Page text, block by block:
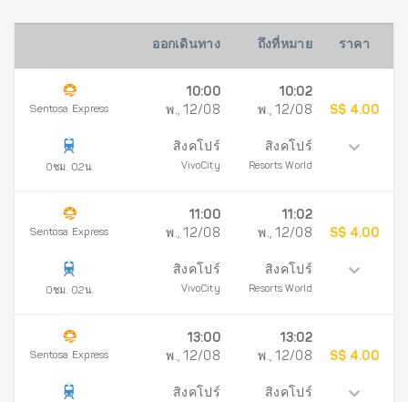
ออกเดินทาง ถึงที่หมาย ราคา
Sentosa Express
0ชม. 02น.
10:00
พ., 12/08
สิงคโปร์
VivoCity
10:02
พ., 12/08
สิงคโปร์
Resorts World
S$ 4.00
Sentosa Express
0ชม. 02น.
11:00
พ., 12/08
สิงคโปร์
VivoCity
11:02
พ., 12/08
สิงคโปร์
Resorts World
S$ 4.00
Sentosa Express
13:00
พ., 12/08
สิงคโปร์
13:02
พ., 12/08
สิงคโปร์
S$ 4.00